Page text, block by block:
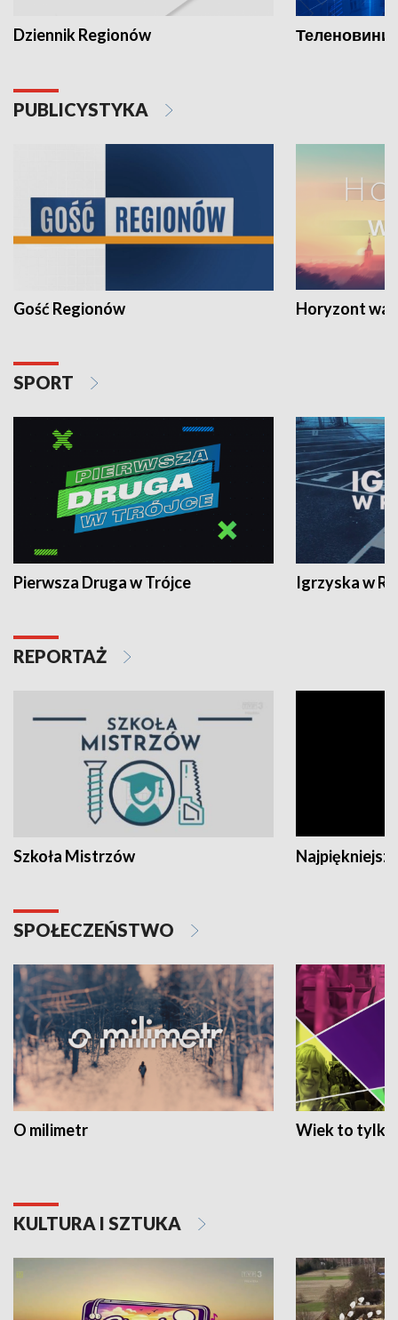
Dziennik Regionów Теленовини
PUBLICYSTYKA
Gość Regionów Horyzont
SPORT
Pierwsza Druga w Trójce Igrzyska w
REPORTAŻ
Szkoła Mistrzów
SPOŁECZEŃSTWO
O milimetr Wiek to tylko
KULTURA I SZTUKA